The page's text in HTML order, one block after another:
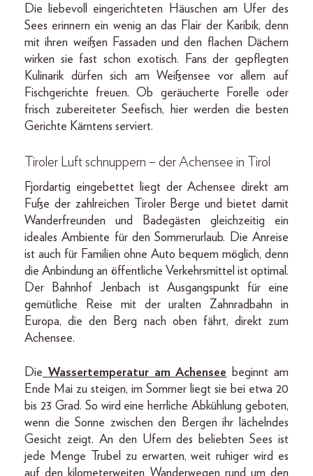
Die liebevoll eingerichteten Häuschen am Ufer des
Sees erinnern ein wenig an das Flair der Karibik, denn
mit ihren weißen Fassaden und den flachen Dächern
wirken sie fast schon exotisch. Fans der gepflegten
Kulinarik dürfen sich am Weißensee vor allem auf
Fischgerichte freuen. Ob geräucherte Forelle oder
frisch zubereiteter Seefisch, hier werden die besten
Gerichte Kärntens serviert.
Tiroler Luft schnuppern – der Achensee in Tirol
Fjordartig eingebettet liegt der Achensee direkt am
Fuße der zahlreichen Tiroler Berge und bietet damit
Wanderfreunden und Badegästen gleichzeitig ein
ideales Ambiente für den Sommerurlaub. Die Anreise
ist auch für Familien ohne Auto bequem möglich, denn
die Anbindung an öffentliche Verkehrsmittel ist optimal.
Der Bahnhof Jenbach ist Ausgangspunkt für eine
gemütliche Reise mit der uralten Zahnradbahn in
Europa, die den Berg nach oben fährt, direkt zum
Achensee.
Die Wassertemperatur am Achensee beginnt am
Ende Mai zu steigen, im Sommer liegt sie bei etwa 20
bis 23 Grad. So wird eine herrliche Abkühlung geboten,
wenn die Sonne zwischen den Bergen ihr lächelndes
Gesicht zeigt. An den Ufern des beliebten Sees ist
jede Menge Trubel zu erwarten, weit ruhiger wird es
auf den kilometerweiten Wanderwegen rund um den